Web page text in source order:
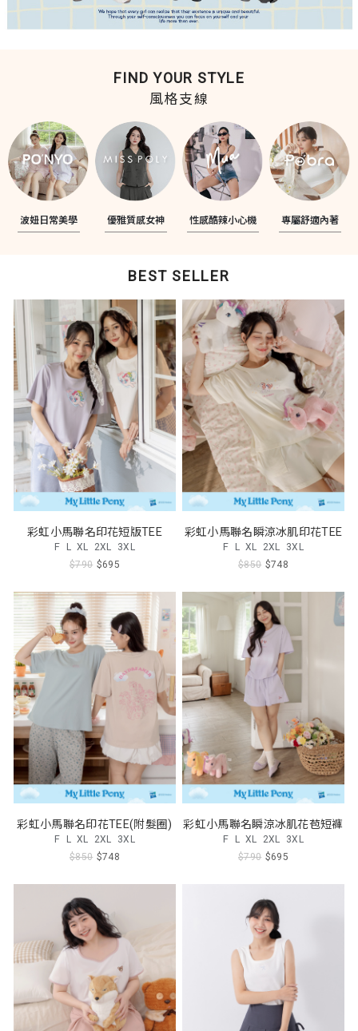
FIND YOUR STYLE
風格支線
波妞日常美學 優雅質感女神 性感酷辣小心機 專屬舒適內著
BEST SELLER
彩虹小馬聯名印花短版TEE
F L XL 2XL 3XL
$790 $695
彩虹小馬聯名瞬涼冰肌印花TEE
F L XL 2XL 3XL
$850 $748
彩虹小馬聯名印花TEE(附髮圈)
F L XL 2XL 3XL
$850 $748
彩虹小馬聯名瞬涼冰肌花苞短褲
F L XL 2XL 3XL
$790 $695